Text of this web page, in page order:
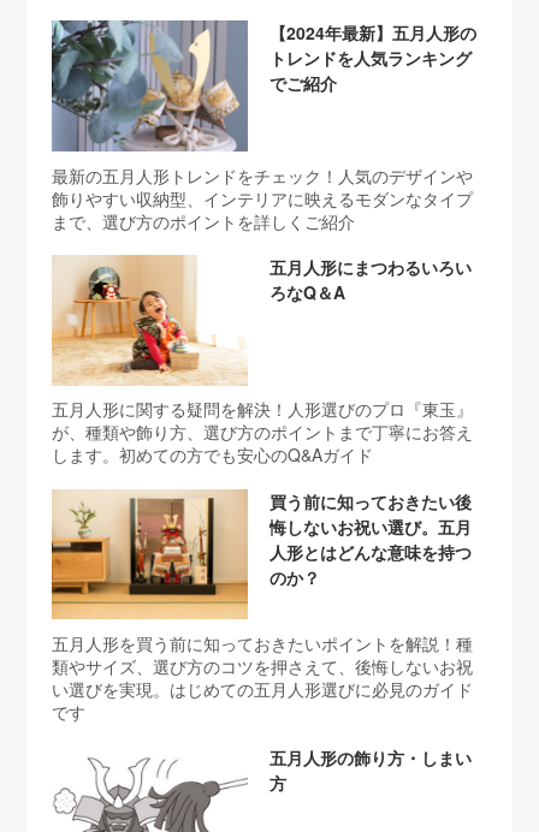
【2024年最新】五月人形の
トレンドを人気ランキング
でご紹介
最新の五月人形トレンドをチェック！人気のデザインや
飾りやすい収納型、インテリアに映えるモダンなタイプ
まで、選び方のポイントを詳しくご紹介
五月人形にまつわるいろい
ろなQ＆A
五月人形に関する疑問を解決！人形選びのプロ『東玉』
が、種類や飾り方、選び方のポイントまで丁寧にお答え
します。初めての方でも安心のQ&Aガイド
買う前に知っておきたい後
悔しないお祝い選び。五月
人形とはどんな意味を持つ
のか？
五月人形を買う前に知っておきたいポイントを解説！種
類やサイズ、選び方のコツを押さえて、後悔しないお祝
い選びを実現。はじめての五月人形選びに必見のガイド
です
五月人形の飾り方・しまい
方